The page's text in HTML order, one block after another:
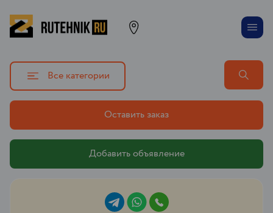
Все категории
Оставить заказ
Добавить объявление